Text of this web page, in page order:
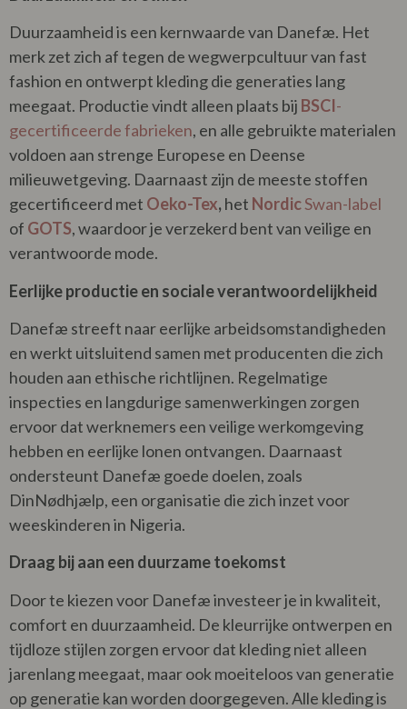
Duurzaamheid is een kernwaarde van Danefæ. Het
merk zet zich af tegen de wegwerpcultuur van fast
fashion en ontwerpt kleding die generaties lang
meegaat. Productie vindt alleen plaats bij BSCI-
gecertificeerde fabrieken, en alle gebruikte materialen
voldoen aan strenge Europese en Deense
milieuwetgeving. Daarnaast zijn de meeste stoffen
gecertificeerd met Oeko-Tex,het NordicSwan-label
of GOTS, waardoor je verzekerd bent van veilige en
verantwoorde mode.
Eerlijke productie en sociale verantwoordelijkheid
Danefæ streeft naar eerlijke arbeidsomstandigheden
en werkt uitsluitend samen met producenten die zich
houden aan ethische richtlijnen. Regelmatige
inspecties en langdurige samenwerkingen zorgen
ervoor dat werknemers een veilige werkomgeving
hebben en eerlijke lonen ontvangen. Daarnaast
ondersteunt Danefæ goede doelen, zoals
DinNødhjælp, een organisatie die zich inzet voor
weeskinderen in Nigeria.
Draag bij aan een duurzame toekomst
Door te kiezen voor Danefæ investeer je in kwaliteit,
comfort en duurzaamheid. De kleurrijke ontwerpen en
tijdloze stijlen zorgen ervoor dat kleding niet alleen
jarenlang meegaat, maar ook moeiteloos van generatie
op generatie kan worden doorgegeven. Alle kleding is